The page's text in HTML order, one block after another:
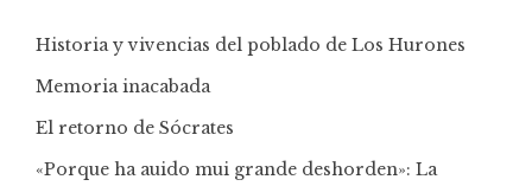
Historia y vivencias del poblado de Los Hurones
Memoria inacabada
El retorno de Sócrates
«Porque ha auido mui grande deshorden»: La